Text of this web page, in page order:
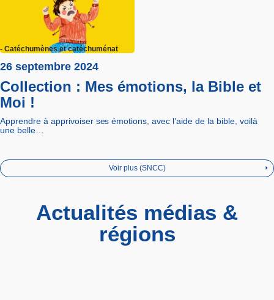
- Catéchumènes et catéchuménat
26 septembre 2024
Collection : Mes émotions, la Bible et
Moi !
Apprendre à apprivoiser ses émotions, avec l’aide de la bible, voilà
une belle…
Voir plus (SNCC)
Actualités médias &
régions